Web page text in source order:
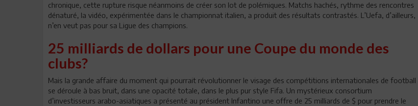
chronique, cette rupture risque néanmoins de créer son lot de polémiques. Matchs hachés, rythme des rencontres
dénaturé, la vidéo, expérimentée dans le championnat italien, a produit des résultats contrastés. L’Uefa, d’ailleurs,
n’en veut pas pour sa Ligue des champions.
25 milliards de dollars pour une Coupe du monde des
clubs?
Mais la grande affaire du moment qui pourrait révolutionner le visage des compétitions internationales de football
se déroule à bas bruit, dans une opacité totale, dans le plus pur style Fifa. Un mystérieux consortium
d’investisseurs arabo-asiatiques a présenté au président Infantino une offre de 25 milliards de $ pour prendre le